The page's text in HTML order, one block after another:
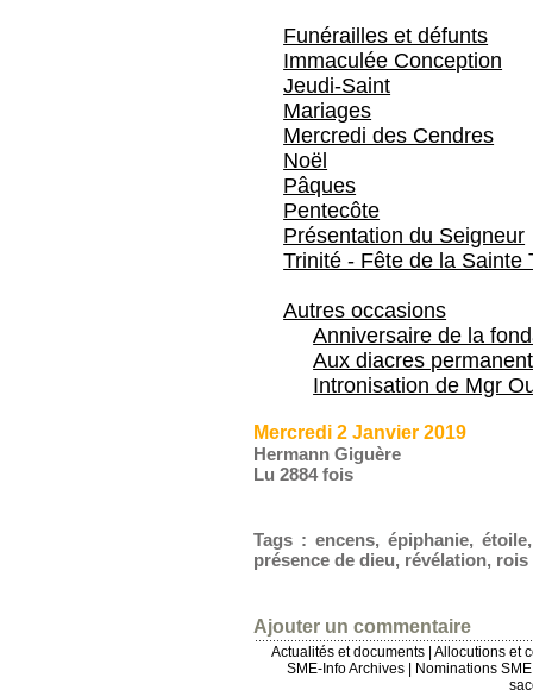
Funérailles et défunts
Immaculée Conception
Jeudi-Saint
Mariages
Mercredi des Cendres
Noël
Pâques
Pentecôte
Présentation du Seigneur
Trinité - Fête de la Sainte
Autres occasions
Anniversaire de la
Aux diacres
Intronisation de Mgr
Mercredi 2 Janvier 2019
Hermann Giguère
Lu 2884 fois
Tags :encens,épiphanie,étoile
présence de dieu, révélation, rois
Ajouter un commentaire
Actualités et documents
Allocutions et
SME-Info Archives
Nominations